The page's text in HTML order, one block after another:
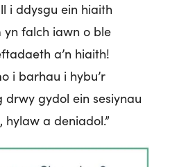
i ddysgu ein hiaith
yn falch iawn o ble
a’n hiaith!
i barhau i hybu’r
drwy gydol ein sesiynau
a deniadol.”